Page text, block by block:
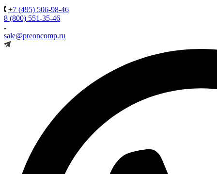
+7 (495) 506-98-46
8 (800) 551-35-46
sale@preoncomp.ru